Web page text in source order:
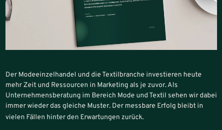
Der Modeeinzelhandel und die Textilbranche investieren heute
mehr Zeit und Ressourcen in Marketing als je zuvor. Als
Unternehmensberatung im Bereich Mode und Textil sehen wir dabei
immer wieder das gleiche Muster. Der messbare Erfolg bleibt in
vielen Fällen hinter den Erwartungen zurück.